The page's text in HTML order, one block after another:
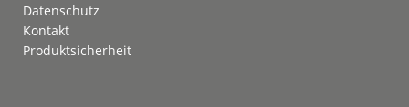
Datenschutz
Kontakt
Produktsicherheit